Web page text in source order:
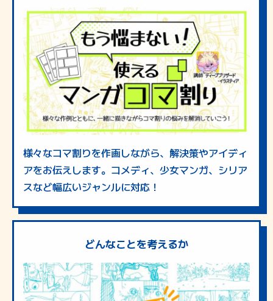
様々なコマ割りを作画しながら、解決策やアイディ
アをお伝えします。コメディ、少女マンガ、シリア
スなど幅広いジャンルに対応！
どんなことを考えるか